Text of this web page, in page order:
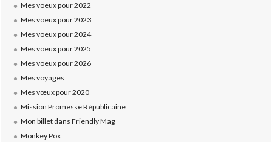
Mes voeux pour 2022
Mes voeux pour 2023
Mes voeux pour 2024
Mes voeux pour 2025
Mes voeux pour 2026
Mes voyages
Mes vœux pour 2020
Mission Promesse Républicaine
Mon billet dans Friendly Mag
Monkey Pox